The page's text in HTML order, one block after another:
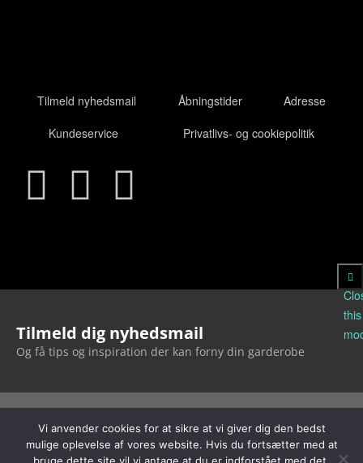
Tilmeld nyhedsmail Åbningstider
Adresse
Kundeservice
Privatlivs- og cookiepolitik
this
Tilmeld dig nyhedsmail
Og få tips og inspiration der kan forny din garderobe
Tilmeld
Vi anvender cookies for at sikre at vi giver dig den bedst
mulige oplevelse af vores website. Hvis du fortsætter med at